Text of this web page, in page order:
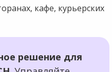
кафе, курьерских
решение для